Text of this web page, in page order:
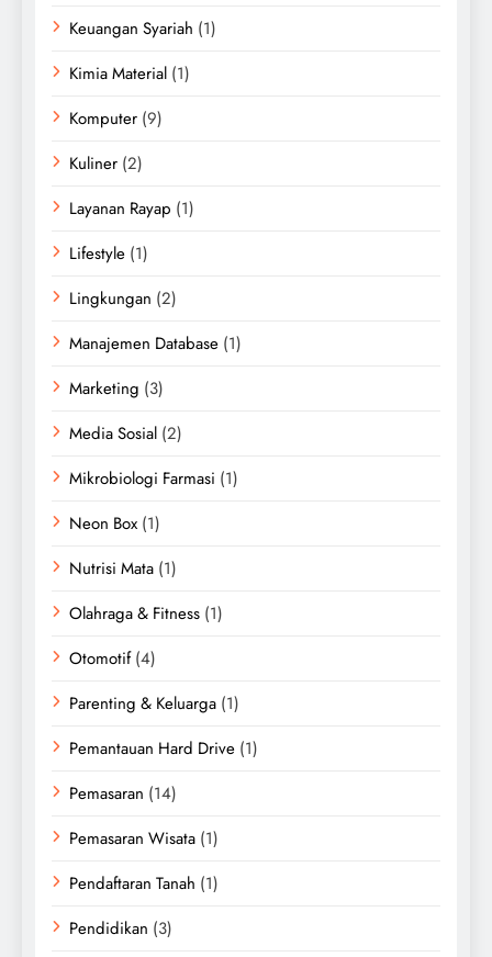
Keuangan Syariah (1)
Kimia Material (1)
Komputer (9)
Kuliner (2)
Layanan Rayap (1)
Lifestyle (1)
Lingkungan (2)
Manajemen Database (1)
Marketing (3)
Media Sosial (2)
Mikrobiologi Farmasi (1)
Neon Box (1)
Nutrisi Mata (1)
Olahraga & Fitness (1)
Otomotif(4)
Parenting & Keluarga (1)
Pemantauan Hard Drive (1)
Pemasaran (14)
Pemasaran Wisata (1)
Pendaftaran Tanah (1)
Pendidikan (3)